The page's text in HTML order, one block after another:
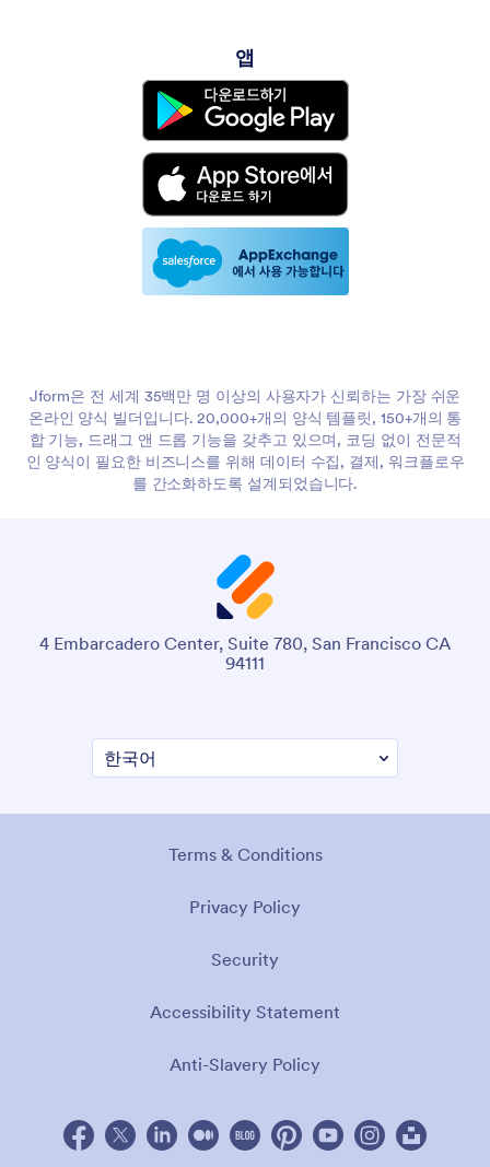
앱
Jform은 전 세계 35백만 명 이상의 사용자가 신뢰하는 가장 쉬운
온라인 양식 빌더입니다. 20,000+개의 양식 템플릿, 150+개의 통
합 기능, 드래그 앤 드롭 기능을 갖추고 있으며, 코딩 없이 전문적
인 양식이 필요한 비즈니스를 위해 데이터 수집, 결제, 워크플로우
를 간소화하도록 설계되었습니다.
4 Embarcadero Center, Suite 780, San Francisco CA
94111
Terms & Conditions
Privacy Policy
Security
Accessibility Statement
Anti-Slavery Policy